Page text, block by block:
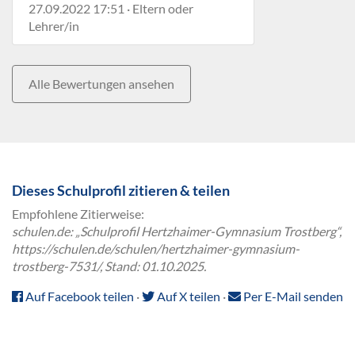
27.09.2022 17:51 · Eltern oder
Lehrer/in
Alle Bewertungen ansehen
Dieses Schulprofil zitieren & teilen
Empfohlene Zitierweise:
schulen.de: „Schulprofil Hertzhaimer-Gymnasium Trostberg“,
https://schulen.de/schulen/hertzhaimer-gymnasium-
trostberg-7531/, Stand: 01.10.2025.
Auf Facebook teilen · Auf X teilen · Per E-Mail senden